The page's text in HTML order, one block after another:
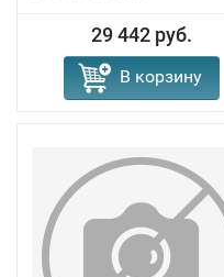
29 442 руб.
В корзину